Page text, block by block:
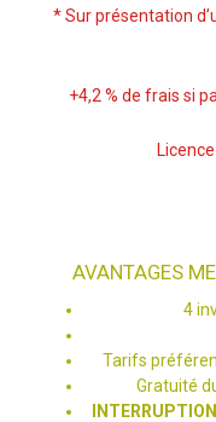
*Sur présentation
+4,2 % de frais si
AVANTAGES
4
Tarifs
Gratuité